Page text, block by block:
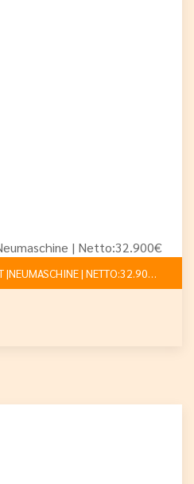
XCMG XE 27E + POWERTILT |NEUMASCHINE | NETTO:32.900€